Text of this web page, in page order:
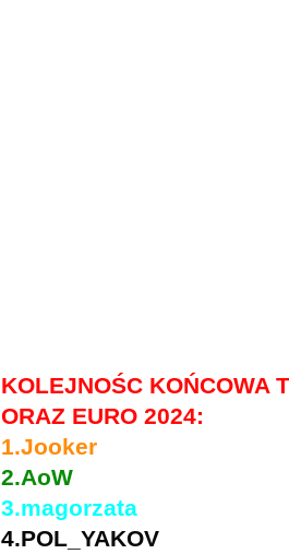
KOLEJNOŚC KOŃCOWA
ORAZ EURO 2024:
1.Jooker
2.AoW
3.magorzata
4.POL_YAKOV